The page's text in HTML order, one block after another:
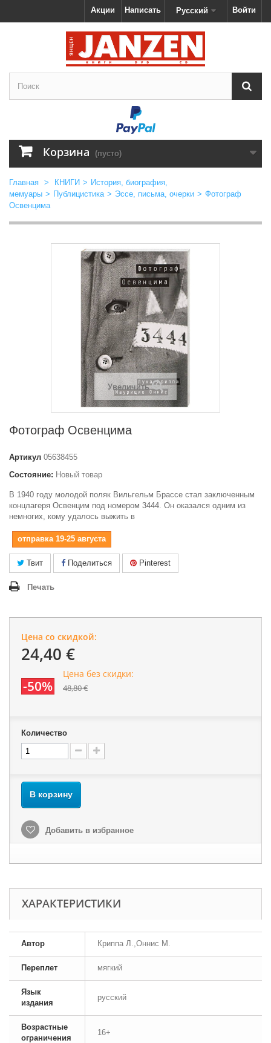
Войти
Русский
Написать
Акции
Корзина (пусто)
Главная > КНИГИ > История, биография,
мемуары > Публицистика > Эссе, письма, очерки > Фотограф
Освенцима
Увеличить
Фотограф Освенцима
Артикул 05638455
Состояние: Новый товар
В 1940 году молодой поляк Вильгельм Брассе стал заключенным
концлагеря Освенцим под номером 3444. Он оказался одним из
немногих, кому удалось выжить в
отправка 19-25 августа
Твит Поделиться Pinterest
Печать
Цена со скидкой:
24,40 €
-50%
Цена без скидки:
48,80 €
Количество
В корзину
Добавить в избранное
ХАРАКТЕРИСТИКИ
Автор Криппа Л.,Оннис М.
Переплет мягкий
Язык
издания
русский
Возрастные
ограничения
16+